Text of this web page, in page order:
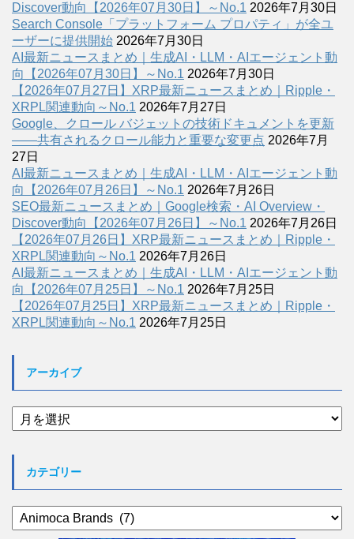
Discover動向【2026年07月30日】～No.1 2026年7月30日
Search Console「プラットフォーム プロパティ」が全ユ
ーザーに提供開始 2026年7月30日
AI最新ニュースまとめ｜生成AI・LLM・AIエージェント動
向【2026年07月30日】～No.1 2026年7月30日
【2026年07月27日】XRP最新ニュースまとめ｜Ripple・
XRPL関連動向～No.1 2026年7月27日
Google、クロール バジェットの技術ドキュメントを更新
――共有されるクロール能力と重要な変更点 2026年7月
27日
AI最新ニュースまとめ｜生成AI・LLM・AIエージェント動
向【2026年07月26日】～No.1 2026年7月26日
SEO最新ニュースまとめ｜Google検索・AI Overview・
Discover動向【2026年07月26日】～No.1 2026年7月26日
【2026年07月26日】XRP最新ニュースまとめ｜Ripple・
XRPL関連動向～No.1 2026年7月26日
AI最新ニュースまとめ｜生成AI・LLM・AIエージェント動
向【2026年07月25日】～No.1 2026年7月25日
【2026年07月25日】XRP最新ニュースまとめ｜Ripple・
XRPL関連動向～No.1 2026年7月25日
アーカイブ
ア
ー
カテゴリー
カ
テ